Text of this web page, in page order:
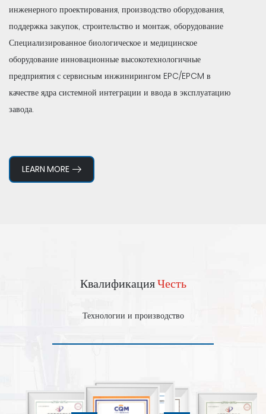
инженерного проектирования, производство оборудования,
поддержка закупок, строительство и монтаж, оборудование
Специализированное биологическое и медицинское
оборудование инновационные высокотехнологичные
предприятия с сервисным инжинирингом EPC/EPCM в
качестве ядра системной интеграции и ввода в эксплуатацию
завода.
LEARN MORE
КвалификацияЧесть
Технологии и производство